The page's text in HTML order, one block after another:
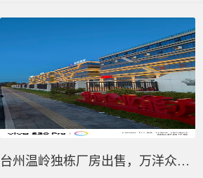
台州温岭独栋厂房出售，万洋众创城工业园区招商，4000平